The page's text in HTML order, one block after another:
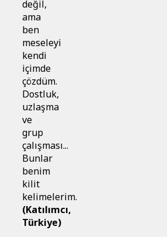
değil,
ama
ben
meseleyi
kendi
içimde
çözdüm.
Dostluk,
uzlaşma
ve
grup
çalışması...
Bunlar
benim
kilit
kelimelerim.
(Katılımcı,
Türkiye)